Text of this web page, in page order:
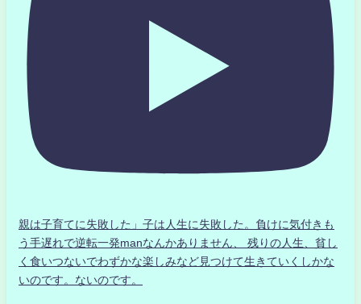
親は子育てに失敗した」子は人生に失敗した。負けに気付きも
う手遅れで逆転一発manなんかありません、 残りの人生、貧し
く食いつないでわずかな楽しみなど見つけて生きていくしかな
いのです。ないのです。